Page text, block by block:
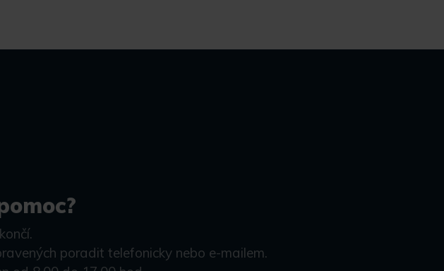
poradit telefonicky nebo e-mailem.